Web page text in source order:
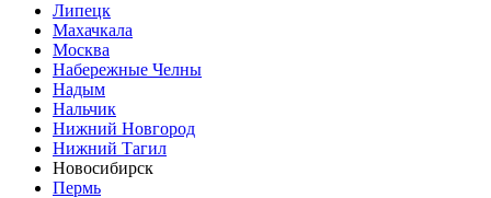
Липецк
Махачкала
Москва
Набережные Челны
Надым
Нальчик
Нижний Новгород
Нижний Тагил
Новосибирск
Пермь